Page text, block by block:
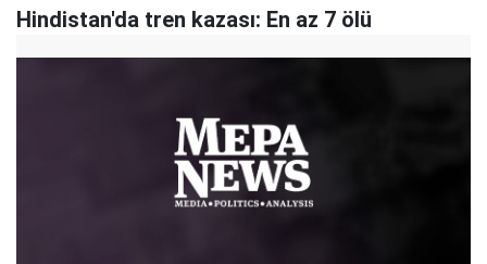
Hindistan'da tren kazası: En az 7 ölü